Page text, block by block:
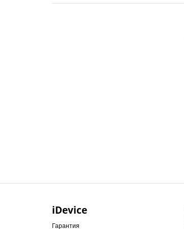
iDevice
Гарантия